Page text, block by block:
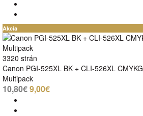
Akcia
3320 strán
Canon PGI-525XL BK + CLI-526XL CMYKG
Multipack
10,80€9,00€